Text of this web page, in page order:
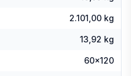
2.101,00 kg
13,92 kg
60x120